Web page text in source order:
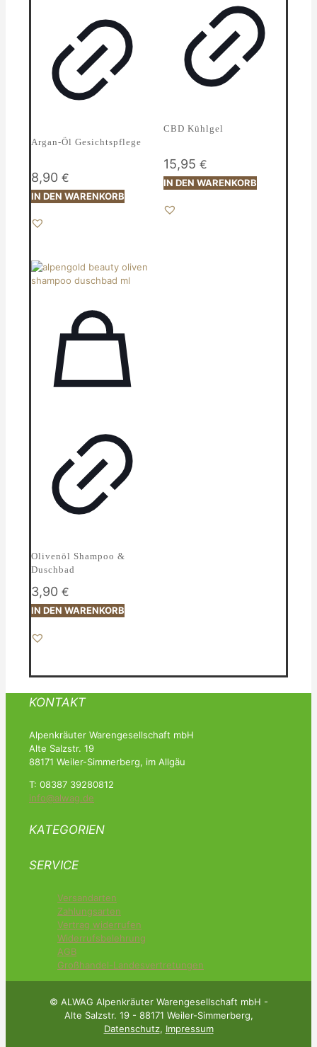
Argan-Öl Gesichtspflege
8,90 €
IN DEN WARENKORB
CBD Kühlgel
15,95€
IN DEN WARENKORB
Olivenöl Shampoo &
Duschbad
3,90 €
IN DEN WARENKORB
KONTAKT
Alpenkräuter Warengesellschaft mbH
Alte Salzstr. 19
88171 Weiler-Simmerberg, im Allgäu
T: 08387 39280812
info@alwag.de
KATEGORIEN
SERVICE
Versandarten
Zahlungsarten
Vertrag widerrufen
Widerrufsbelehrung
AGB
Großhandel-Landesvertretungen
© ALWAG Alpenkräuter Warengesellschaft mbH -
Alte Salzstr. 19 - 88171 Weiler-Simmerberg,
Datenschutz, Impressum